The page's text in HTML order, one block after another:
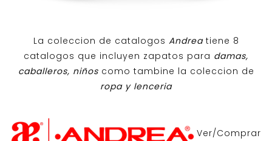
La coleccion de catalogos Andreatiene 8
catalogos que incluyen zapatos para damas,
caballeros, niños como tambine la coleccion de
ropa y lenceria
Ver/Comprar